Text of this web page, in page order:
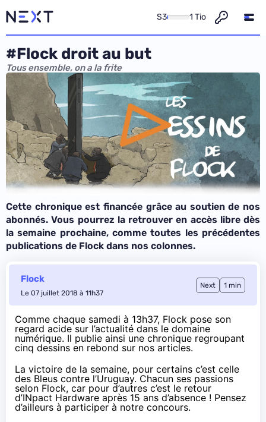
S3 1 Tio
#Flock droit au but
Tous ensemble, on a la frite
Cette chronique est financée grâce au soutiende nos
abonnés. Vous pourrez la retrouver en accès libre dès
la semaine prochaine, commetoutes les précédentes
publications de Flock dans nos colonnes.
Flock
Le 07 juillet 2018 à 11h37
Next 1 min
Comme chaque samedi à 13h37, Flock pose son
regard acide sur l’actualité dans le domaine
numérique. Il publie ainsi une chronique regroupant
cinq dessins en rebond sur nos articles.
La victoire de la semaine, pour certains c’est celle
des Bleus contre l’Uruguay. Chacun ses passions
selon Flock, car pour d’autres c’est le retour
d’INpact Hardware après 15 ans d’absence ! Pensez
d’ailleurs à participer à notre concours.